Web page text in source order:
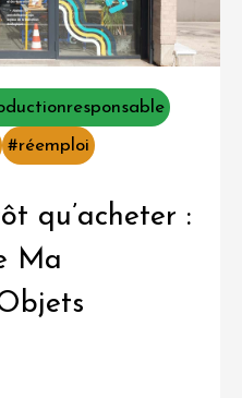
#réemploi
qu’acheter :
Ma